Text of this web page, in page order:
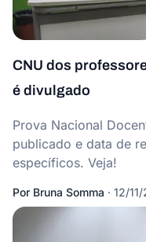
CNU dos
é divulgado
Prova Nacional
publicado e data de
específicos. Veja!
Por Bruna Somma · 12/